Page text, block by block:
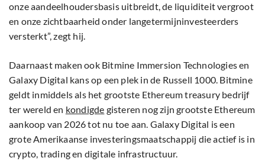
onze aandeelhoudersbasis uitbreidt, de liquiditeit vergroot
en onze zichtbaarheid onder langetermijninvesteerders
versterkt”, zegt hij.
Daarnaast maken ook Bitmine Immersion Technologies en
Galaxy Digital kans op een plek in de Russell 1000. Bitmine
geldt inmiddels als het grootste Ethereum treasury bedrijf
ter wereld en kondigde gisteren nog zijn grootste Ethereum
aankoop van 2026 tot nu toe aan. Galaxy Digital is een
grote Amerikaanse investeringsmaatschappij die actief is in
crypto, trading en digitale infrastructuur.